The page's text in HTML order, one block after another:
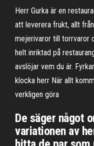
Herr Gurka är en
att leverera frukt, allt
mejerivaror till torrvaror
helt inriktad på
avslöjar vem du är.
klocka herr När allt
verkligen göra
De säger något
variationen av